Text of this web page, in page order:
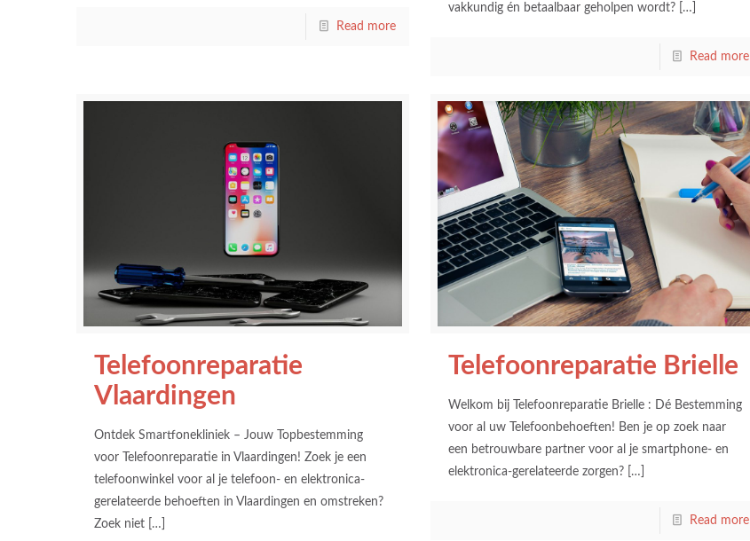
Read more
vakkundig én betaalbaar geholpen wordt?[…]
Read more
Telefoonreparatie
Vlaardingen
Ontdek Smartfonekliniek – Jouw Topbestemming
voor Telefoonreparatie in Vlaardingen! Zoek je een
telefoonwinkel voor al je telefoon- en elektronica-
gerelateerde behoeften in Vlaardingen en omstreken?
Zoek niet […]
Telefoonreparatie Brielle
Welkom bij Telefoonreparatie Brielle : Dé Bestemming
voor al uw Telefoonbehoeften! Ben je op zoek naar
een betrouwbare partner voor al je smartphone- en
elektronica-gerelateerde zorgen?[…]
Read more